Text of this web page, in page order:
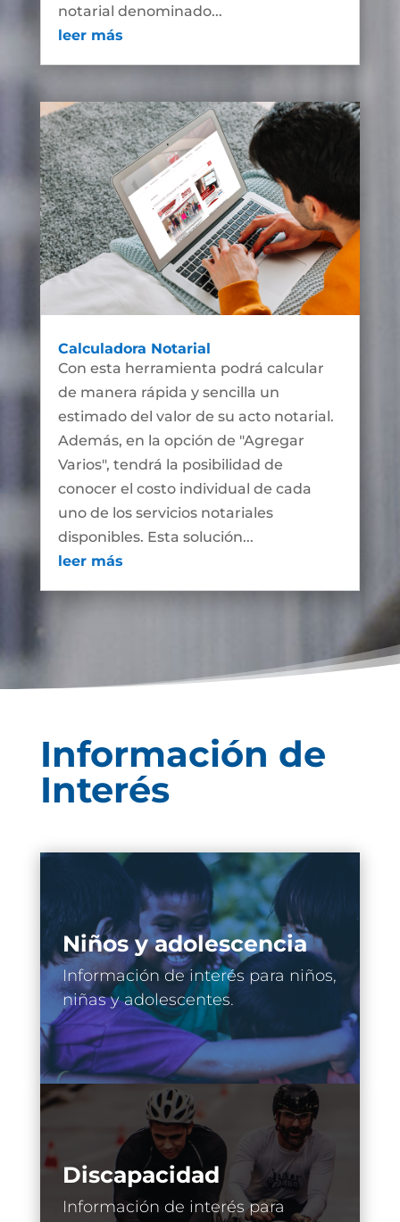
notarial denominado...
leer más
Calculadora Notarial
Con esta herramienta podrá calcular
de manera rápida y sencilla un
estimado del valor de su acto notarial.
Además, en la opción de "Agregar
Varios", tendrá la posibilidad de
conocer el costo individual de cada
uno de los servicios notariales
disponibles. Esta solución...
leer más
Información de
Interés
Niños y adolescencia
Información de interés para niños,
niñas y adolescentes.
Discapacidad
Información de interés para